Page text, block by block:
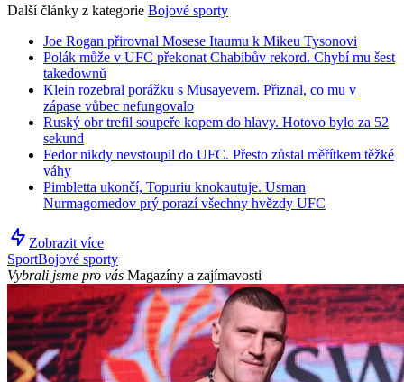
Další články z kategorie Bojové sporty
Joe Rogan přirovnal Mosese Itaumu k Mikeu Tysonovi
Polák může v UFC překonat Chabibův rekord. Chybí mu šest
takedownů
Klein rozebral porážku s Musayevem. Přiznal, co mu v
zápase vůbec nefungovalo
Ruský obr trefil soupeře kopem do hlavy. Hotovo bylo za 52
sekund
Fedor nikdy nevstoupil do UFC. Přesto zůstal měřítkem těžké
váhy
Pimbletta ukončí, Topuriu knokautuje. Usman
Nurmagomedov prý porazí všechny hvězdy UFC
Zobrazit více
SportBojové sporty
Vybrali jsme pro vás Magazíny a zajímavosti